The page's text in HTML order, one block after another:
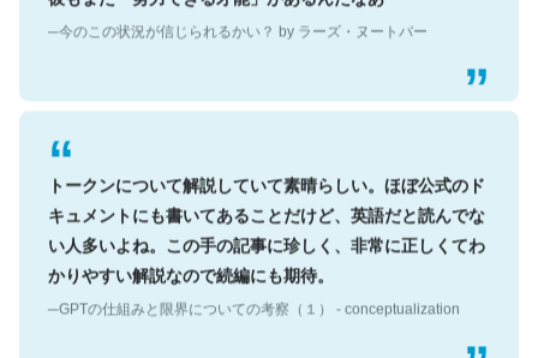
─今のこの状況が信じられるかい？ by ラーズ・ヌートバー
トークンについて解説していて素晴らしい。ほぼ公式のド
キュメントにも書いてあることだけど、英語だと読んでな
い人多いよね。この手の記事に珍しく、非常に正しくてわ
かりやすい解説なので続編にも期待。
─GPTの仕組みと限界についての考察（１） - conceptualization